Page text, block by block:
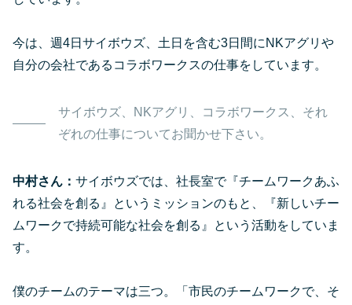
今は、週4日サイボウズ、土日を含む3日間にNKアグリや
自分の会社であるコラボワークスの仕事をしています。
サイボウズ、NKアグリ、コラボワークス、それ
ぞれの仕事についてお聞かせ下さい。
中村さん： サイボウズでは、社長室で『チームワークあふ
れる社会を創る』というミッションのもと、『新しいチー
ムワークで持続可能な社会を創る』という活動をしていま
す。
僕のチームのテーマは三つ。「市民のチームワークで、そ